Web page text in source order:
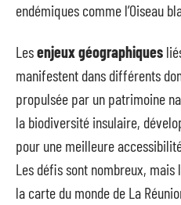
endémiques comme l’Oiseau
Lesenjeux géographiques
manifestent dans différents
propulsée par un patrimoine
la biodiversité insulaire,
pour une meilleure
Les défis sont nombreux,
la carte du monde de La